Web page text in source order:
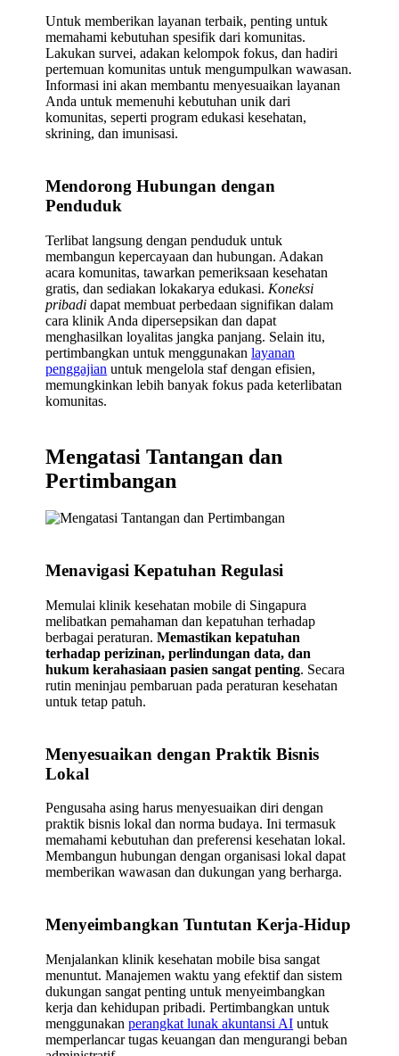
Untuk memberikan layanan terbaik, penting untuk
memahami kebutuhan spesifik dari komunitas.
Lakukan survei, adakan kelompok fokus, dan hadiri
pertemuan komunitas untuk mengumpulkan wawasan.
Informasi ini akan membantu menyesuaikan layanan
Anda untuk memenuhi kebutuhan unik dari
komunitas, seperti program edukasi kesehatan,
skrining, dan imunisasi.
Mendorong Hubungan dengan
Penduduk
Terlibat langsung dengan penduduk untuk
membangun kepercayaan dan hubungan. Adakan
acara komunitas, tawarkan pemeriksaan kesehatan
gratis, dan sediakan lokakarya edukasi. Koneksi
pribadi dapat membuat perbedaan signifikan dalam
cara klinik Anda dipersepsikan dan dapat
menghasilkan loyalitas jangka panjang. Selain itu,
pertimbangkan untuk menggunakanlayanan
penggajian untuk mengelola staf dengan efisien,
memungkinkan lebih banyak fokus pada keterlibatan
komunitas.
Mengatasi Tantangan dan
Pertimbangan
Menavigasi Kepatuhan Regulasi
Memulai klinik kesehatan mobile di Singapura
melibatkan pemahaman dan kepatuhan terhadap
berbagai peraturan.Memastikan kepatuhan
terhadap perizinan, perlindungan data, dan
hukum kerahasiaan pasien sangat penting. Secara
rutin meninjau pembaruan pada peraturan kesehatan
untuk tetap patuh.
Menyesuaikan dengan Praktik Bisnis
Lokal
Pengusaha asing harus menyesuaikan diri dengan
praktik bisnis lokal dan norma budaya. Ini termasuk
memahami kebutuhan dan preferensi kesehatan lokal.
Membangun hubungan dengan organisasi lokal dapat
memberikan wawasan dan dukungan yang berharga.
Menyeimbangkan Tuntutan Kerja-Hidup
Menjalankan klinik kesehatan mobile bisa sangat
menuntut. Manajemen waktu yang efektif dan sistem
dukungan sangat penting untuk menyeimbangkan
kerja dan kehidupan pribadi. Pertimbangkan untuk
menggunakanperangkat lunak akuntansi AI untuk
memperlancar tugas keuangan dan mengurangi beban